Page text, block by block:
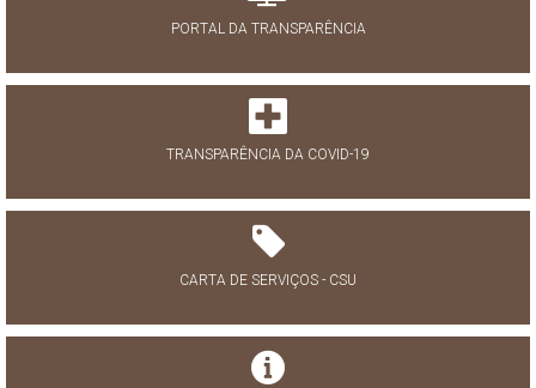
PORTAL DA TRANSPARÊNCIA
TRANSPARÊNCIA DA COVID-19
CARTA DE SERVIÇOS - CSU